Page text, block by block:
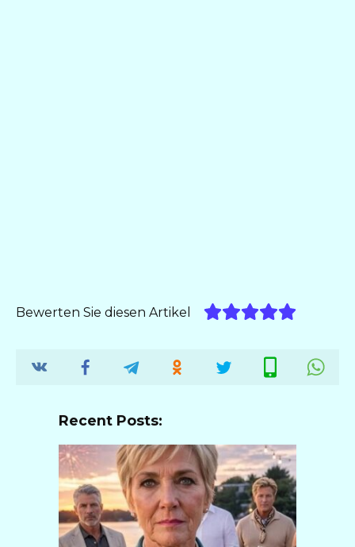
Bewerten Sie diesen Artikel
Recent Posts: